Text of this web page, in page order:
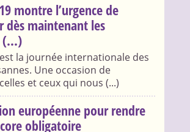
montre l’urgence de
dès maintenant les
(...)
la journée internationale des
Une occasion de
et ceux qui nous (...)
européenne pour rendre
obligatoire